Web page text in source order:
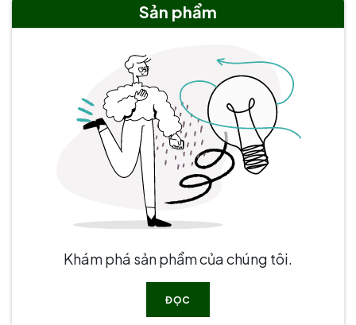
Sản phẩm
Khám phá sản phẩm của chúng tôi.
ĐỌC